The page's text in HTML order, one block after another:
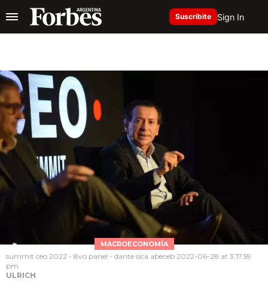
Suscribite Sign In
MACROECONOMÍA
summit ceo 2022 - 8vo panel - dante sica abeceb 2022-06-28 at 3.17.59
pm
ULRICH